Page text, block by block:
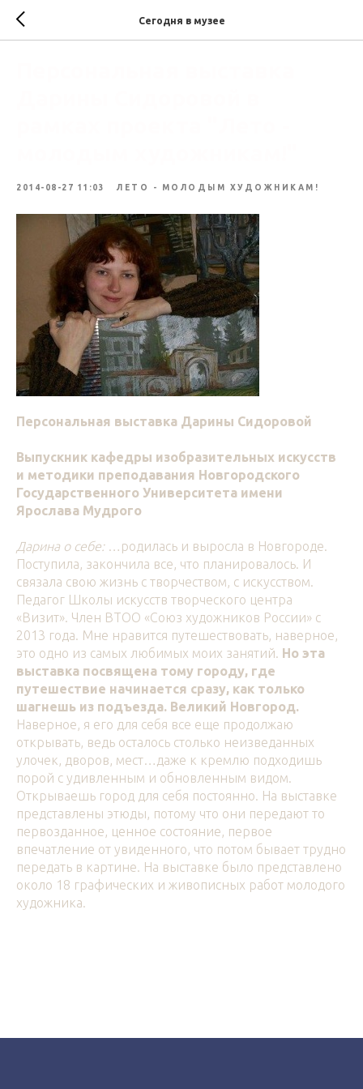
Сегодня в музее
2014-08-27 11:03 ЛЕТО - МОЛОДЫМ ХУДОЖНИКАМ!
Персональная выставка Дарины Сидоровой
Выпускник кафедры изобразительных искусств
и методики преподавания Новгородского
Государственного Университета имени
Ярослава Мудрого
Дарина о себе: …родилась и выросла в Новгороде.
Поступила, закончила все, что планировалось. И
связала свою жизнь с творчеством, с искусством.
Педагог Школы искусств творческого центра
«Визит». Член ВТОО «Союз художников России» с
2013 года. Мне нравится путешествовать, наверное,
это одно из самых любимых моих занятий. Но эта
выставка посвящена тому городу, где
путешествие начинается сразу, как только
шагнешь из подъезда. Великий Новгород.
Наверное, я его для себя все еще продолжаю
открывать, ведь осталось столько неизведанных
улочек, дворов, мест…даже к кремлю подходишь
порой с удивленным и обновленным видом.
Открываешь город для себя постоянно. На выставке
представлены этюды, потому что они передают то
первозданное, ценное состояние, первое
впечатление от увиденного, что потом бывает трудно
передать в картине. На выставке было представлено
около 18 графических и живописных работ молодого
художника.